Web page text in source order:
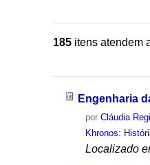
185 itens atendem
Engenharia
porCláudia
Khronos:
Localizado